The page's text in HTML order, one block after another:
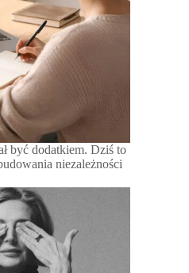
być dodatkiem. Dziś to
niezależności